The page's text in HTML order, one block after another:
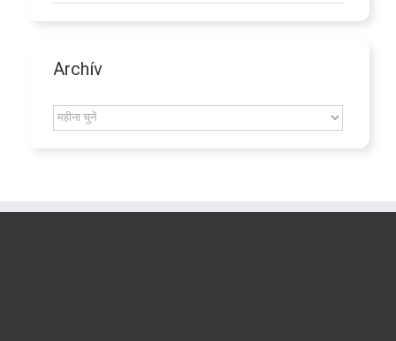
Archív
Archív